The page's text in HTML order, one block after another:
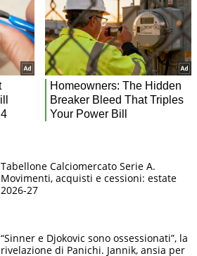
Tabellone Calciomercato Serie A.
Movimenti, acquisti e cessioni: estate
2026-27
“Sinner e Djokovic sono ossessionati”, la
rivelazione di Panichi. Jannik, ansia per